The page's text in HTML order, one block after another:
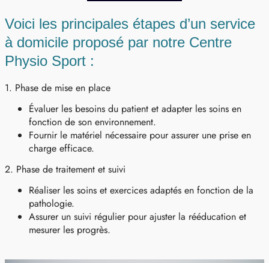
Voici les principales étapes d’un service
à domicile proposé par notre Centre
Physio Sport :
1. Phase de mise en place
Évaluer les besoins du patient et adapter les soins en
fonction de son environnement.
Fournir le matériel nécessaire pour assurer une prise en
charge efficace.
2. Phase de traitement et suivi
Réaliser les soins et exercices adaptés en fonction de la
pathologie.
Assurer un suivi régulier pour ajuster la rééducation et
mesurer les progrès.